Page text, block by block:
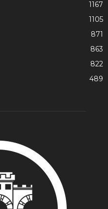
1167
1105
871
863
822
489